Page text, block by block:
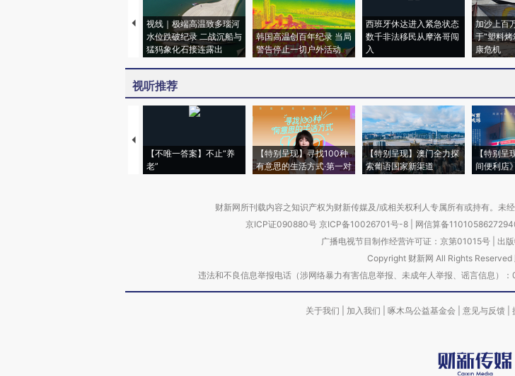
视线｜极端高温致多瑙河
水位跌破纪录 二战沉船与
猛犸象化石接连露出
韩国高温创百年纪录 当局
警告停止一切户外活动
西班牙休达进入紧急状态
数千非法移民从摩洛哥闯
入
加沙上百
于“塑料
康危机
视听推荐
【不唯一答案】不止“养
老”
【特别呈现】寻找100种
有意思的生活方式·第一对
【特别呈现】澳门全力探
索葡语国家新渠道
【特别呈
间便利店
财新网所刊载内容之知识产权为财新传媒及/或相关权利人专属所有或持有。未
京ICP证090880号 京ICP备10026701号-8 网信算备
广播电视节目制作经营许可证：京第01015号| 出
Copyright 财新网 All Rights Reserved
违法和不良信息举报电话（涉网络暴力有害信息举报、未成年人举报、谣言信息
关于我们 加入我们 啄木鸟公益基金会 意见与反馈